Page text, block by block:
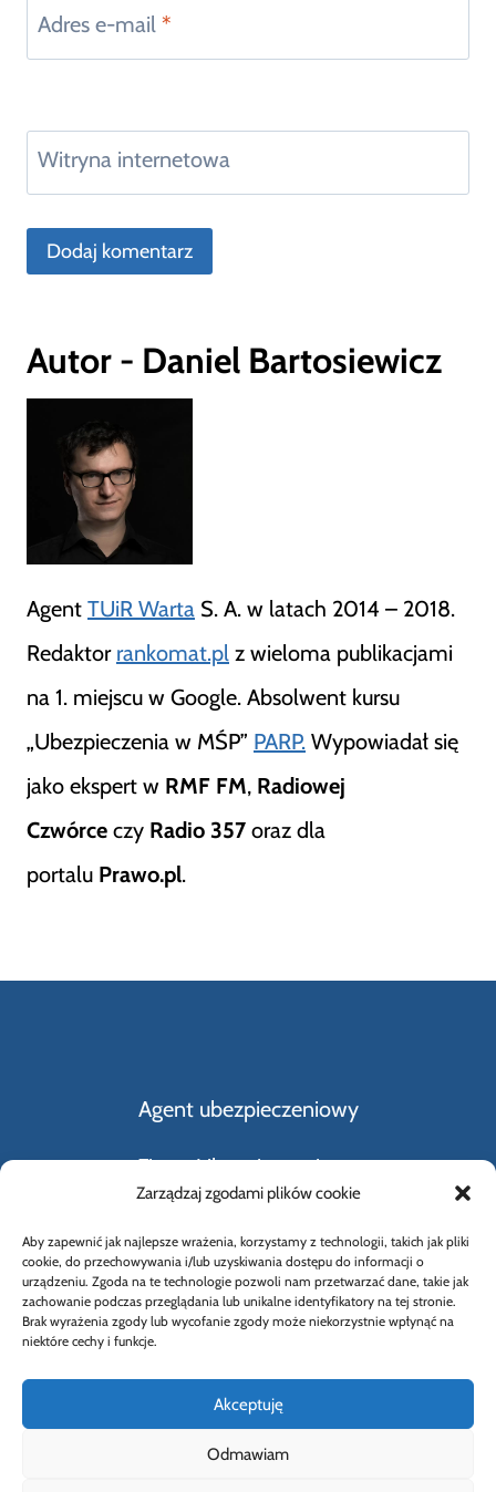
Zarządzaj zgodami plików cookie
Aby zapewnić jak najlepsze wrażenia, korzystamy z technologii, takich jak pliki
cookie, do przechowywania i/lub uzyskiwania dostępu do informacji o
urządzeniu. Zgoda na te technologie pozwoli nam przetwarzać dane, takie jak
zachowanie podczas przeglądania lub unikalne identyfikatory na tej stronie.
Brak wyrażenia zgody lub wycofanie zgody może niekorzystnie wpłynąć na
niektóre cechy i funkcje.
Akceptuję
Odmawiam
Adres e-mail *
Witryna internetowa
Autor - Daniel Bartosiewicz
Agent TUiR Warta S. A. w latach 2014 – 2018.
Redaktor rankomat.pl z wieloma publikacjami
na 1. miejscu w Google. Absolwent kursu
„Ubezpieczenia w MŚP” PARP. Wypowiadał się
jako ekspert w RMF FM, Radiowej
Czwórce czy Radio 357 oraz dla
portalu Prawo.pl.
Agent ubezpieczeniowy
Firmy Ubezpieczeniowe
Rodzaje ubezpieczeń
Słownik Pojęć Ubezpieczeniowych